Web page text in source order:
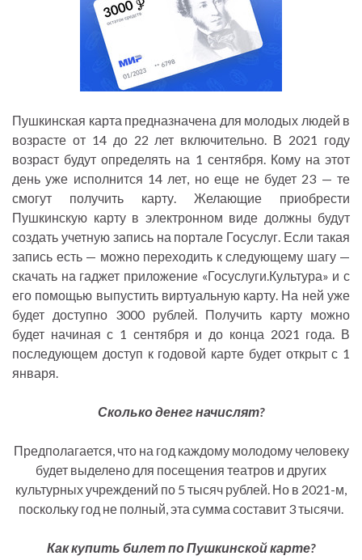
Пушкинская карта предназначена для молодых людей в
возрасте от 14 до 22 лет включительно. В 2021 году
возраст будут определять на 1 сентября. Кому на этот
день уже исполнится 14 лет, но еще не будет 23 — те
смогут получить карту. Желающие приобрести
Пушкинскую карту в электронном виде должны будут
создать учетную запись на портале Госуслуг. Если такая
запись есть — можно переходить к следующему шагу —
скачать на гаджет приложение «Госуслуги.Культура» и с
его помощью выпустить виртуальную карту. На ней уже
будет доступно 3000 рублей. Получить карту можно
будет начиная с 1 сентября и до конца 2021 года. В
последующем доступ к годовой карте будет открыт с 1
января.
Сколько денег начислят?
Предполагается, что на год каждому молодому человеку
будет выделено для посещения театров и других
культурных учреждений по 5 тысяч рублей. Но в 2021-м,
поскольку год не полный, эта сумма составит 3 тысячи.
Как купить билет по Пушкинской карте?